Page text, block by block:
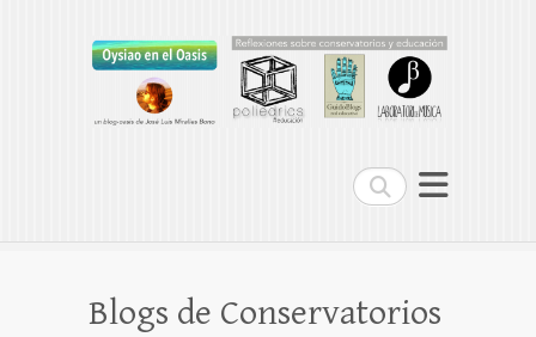
Buscar
Oysiao en el Oasis
Blogs de Conservatorios